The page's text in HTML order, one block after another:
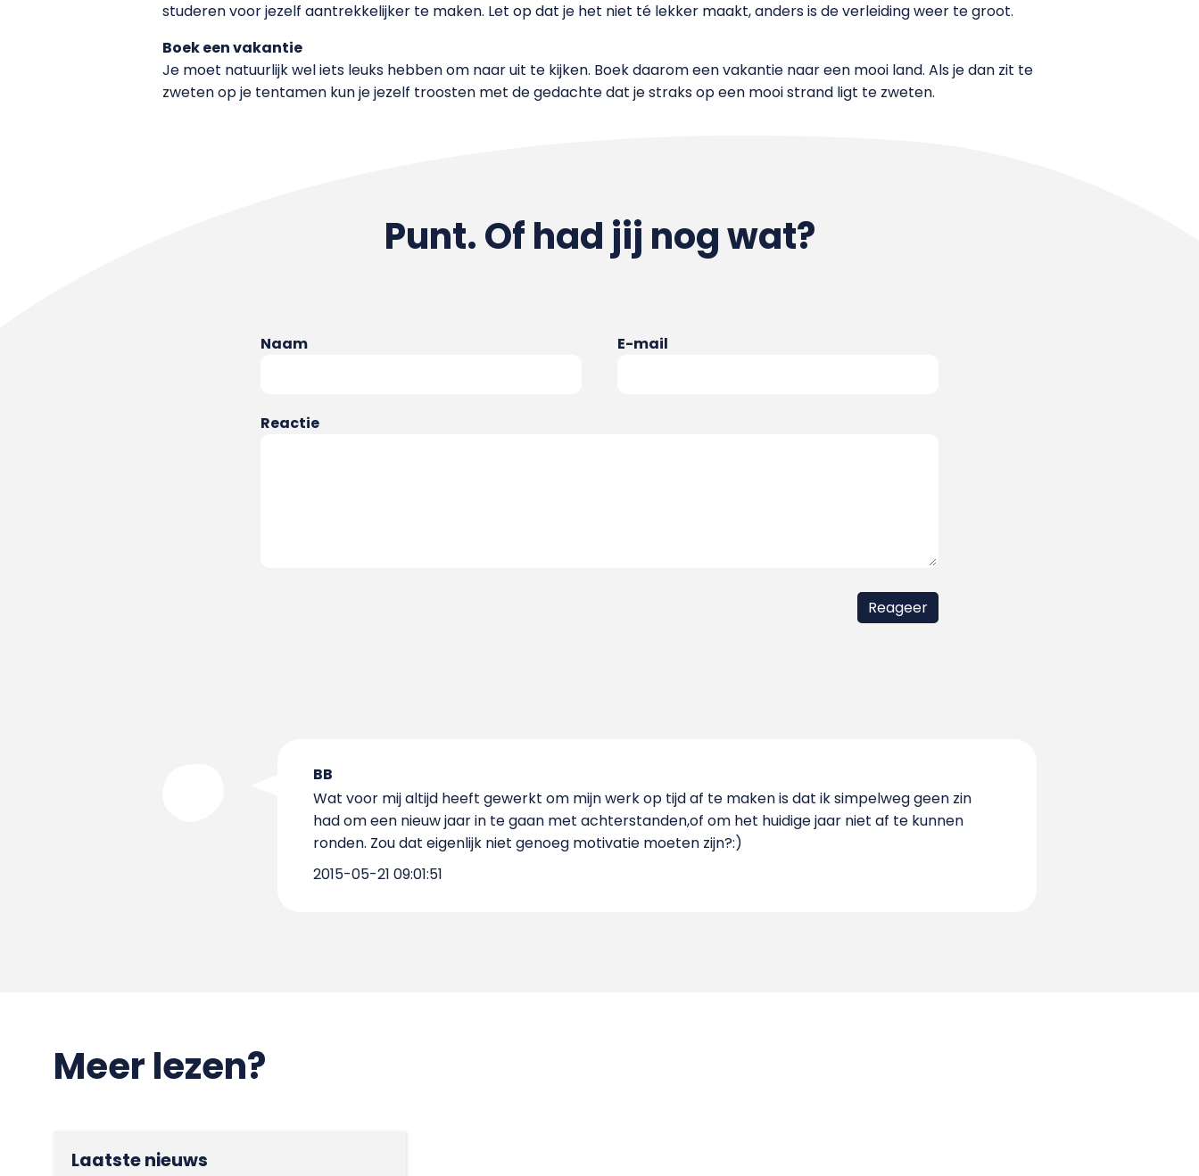
studeren voor jezelf aantrekkelijker te maken. Let op dat je het niet té lekker maakt, anders is de verleiding weer te groot.
Boek een vakantie
Je moet natuurlijk wel iets leuks hebben om naar uit te kijken. Boek daarom een vakantie naar een mooi land. Als je dan zit te
zweten op je tentamen kun je jezelf troosten met de gedachte dat je straks op een mooi strand ligt te zweten.
Punt. Of had jij nog wat?
Naam E-mail
Reactie
BB
Wat voor mij altijd heeft gewerkt om mijn werk op tijd af te maken is dat ik simpelweg geen zin
had om een nieuw jaar in te gaan met achterstanden,of om het huidige jaar niet af te kunnen
ronden. Zou dat eigenlijk niet genoeg motivatie moeten zijn?:)
2015-05-21 09:01:51
Meer lezen?
Laatste nieuws